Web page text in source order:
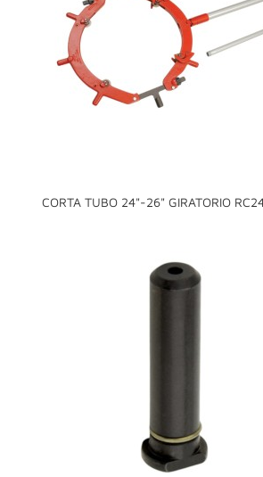
CORTA TUBO 24"-26" GIRATORIO